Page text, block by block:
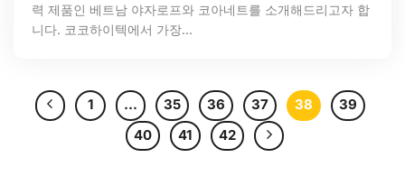
력 제품인 베트남 야자로프와 코아네트를 소개해드리고자 합
니다. 코코하이텍에서 가장...
1 … 35 36 37 38
39
40
41 42